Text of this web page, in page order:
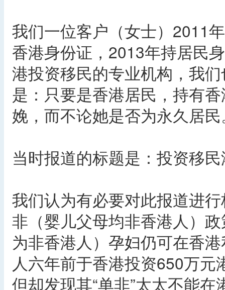
我们一位客户（女士）2011
香港身份证，2013年持居民
港投资移民的专业机构，我
是：只要是香港居民，持有
娩，而不论她是否为永久居
当时报道的标题是：投资移
我们认为有必要对此报道进
非（婴儿父母均非香港人）
为非香港人）孕妇仍可在香
人六年前于香港投资650万
但却发现其“单非”太太不能